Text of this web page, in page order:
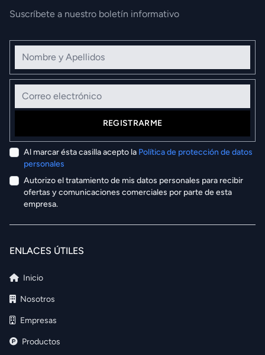
Suscríbete a nuestro boletín informativo
Nombre y Apellidos
Correo electrónico
REGISTRARME
Al marcar ésta casilla acepto la Política de protección de datos
personales
Autorizo el tratamiento de mis datos personales para recibir
ofertas y comunicaciones comerciales por parte de esta
empresa.
ENLACES ÚTILES
Inicio
Nosotros
Empresas
Productos